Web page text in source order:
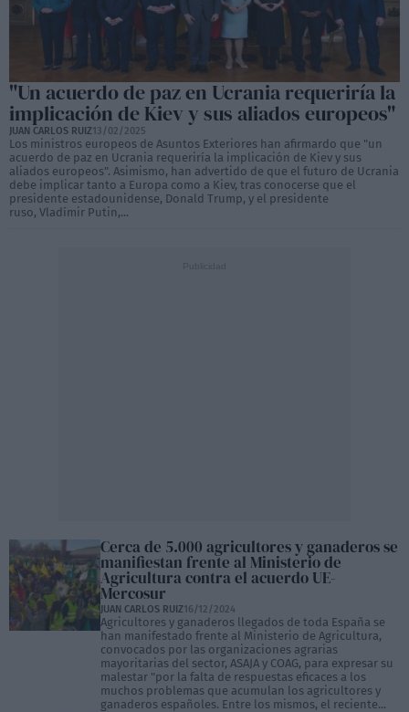
"Un acuerdo de paz en Ucrania requeriría la
implicación de Kiev y sus aliados europeos"
JUAN CARLOS RUIZ13/02/2025
Los ministros europeos de Asuntos Exteriores han afirmardo que "un
acuerdo de paz en Ucrania requeriría la implicación de Kiev y sus
aliados europeos". Asimismo, han advertido de que el futuro de Ucrania
debe implicar tanto a Europa como a Kiev, tras conocerse que el
presidente estadounidense, Donald Trump, y el presidente
ruso, Vladímir Putin,...
Cerca de 5.000 agricultores y ganaderos se
manifiestan frente al Ministerio de
Agricultura contra el acuerdo UE-
Mercosur
JUAN CARLOS RUIZ16/12/2024
Agricultores y ganaderos llegados de toda España se
han manifestado frente al Ministerio de Agricultura,
convocados por las organizaciones agrarias
mayoritarias del sector, ASAJA y COAG, para expresar su
malestar "por la falta de respuestas eficaces a los
muchos problemas que acumulan los agricultores y
ganaderos españoles. Entre los mismos, el reciente...